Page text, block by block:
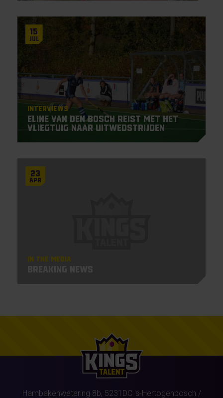
15
Jul
Interviews
Eline van den Bosch reist met het
vliegtuig naar uitwedstrijden
23
Apr
In the Media
Hambakenwetering 8b, 5231DC 's-Hertogenbosch /